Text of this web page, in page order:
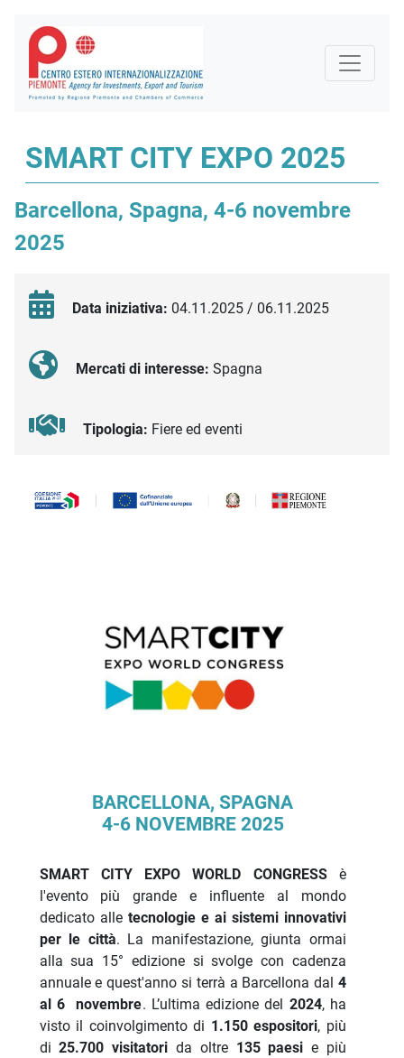
SMART CITY EXPO 2025
Barcellona, Spagna, 4-6 novembre
2025
Data iniziativa: 04.11.2025 / 06.11.2025
Mercati di interesse: Spagna
Tipologia: Fiere ed eventi
BARCELLONA, SPAGNA
4-6 NOVEMBRE 2025
SMART CITY EXPO WORLD CONGRESS è
l'evento più grande e influente al mondo
dedicato alle tecnologie e ai sistemi innovativi
per le città. La manifestazione, giunta ormai
alla sua 15° edizione si svolge con cadenza
annuale e quest'anno si terrà a Barcellona dal 4
al 6 novembre. L’ultima edizione del 2024, ha
visto il coinvolgimento di 1.150 espositori, più
di25.700 visitatori da oltre135 paesie più